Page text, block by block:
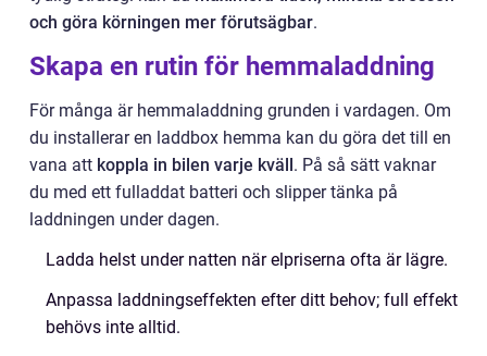
och göra körningen mer förutsägbar.
Skapa en rutin för hemmaladdning
För många är hemmaladdning grunden i vardagen. Om
du installerar en laddbox hemma kan du göra det till en
vana att koppla in bilen varje kväll. På så sätt vaknar
du med ett fulladdat batteri och slipper tänka på
laddningen under dagen.
Ladda helst under natten när elpriserna ofta är lägre.
Anpassa laddningseffekten efter ditt behov; full effekt
behövs inte alltid.